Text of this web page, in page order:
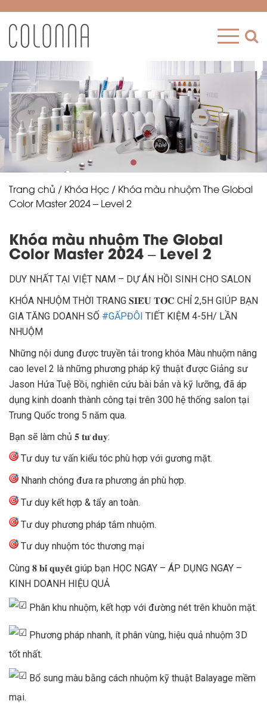
Trang chủ / Khóa Học / Khóa màu nhuộm The Global
Color Master 2024 – Level 2
Khóa màu nhuộm The Global
Color Master 2024 – Level 2
DUY NHẤT TẠI VIỆT NAM – DỰ ÁN HỒI SINH CHO SALON
KHÓA NHUỘM THỜI TRANG 𝐒𝐈𝐄̂𝐔 𝐓𝐎̂́𝐂 CHỈ 2,5H GIÚP BẠN
GIA TĂNG DOANH SỐ #GẤPĐÔI TIẾT KIỆM 4-5H/ LẦN
NHUỘM
Những nội dung được truyền tải trong khóa Màu nhuộm nâng
cao level 2 là những phương pháp kỹ thuật được Giảng sư
Jason Hứa Tuệ Bồi, nghiên cứu bài bản và kỹ lưỡng, đã áp
dụng kinh doanh thành công tại trên 300 hệ thống salon tại
Trung Quốc trong 5 năm qua.
Bạn sẽ làm chủ 𝟓 𝐭𝐮̛ 𝐝𝐮𝐲:
Tư duy tư vấn kiểu tóc phù hợp với gương mặt.
Nhanh chóng đưa ra phương án phù hợp.
Tư duy kết hợp & tẩy an toàn.
Tư duy phương pháp tắm nhuộm.
Tư duy nhuộm tóc thương mại
Cùng 𝟖 𝐛𝐢́ 𝐪𝐮𝐲𝐞̂́𝐭 giúp bạn HỌC NGAY – ÁP DỤNG NGAY –
KINH DOANH HIỆU QUẢ
Phân khu nhuộm, kết hợp với đường nét trên khuôn mặt.
Phương pháp nhanh, ít phân vùng, hiệu quả nhuộm 3D
tốt nhất.
Bổ sung màu bằng cách nhuộm kỹ thuật Balayage mềm
mại.